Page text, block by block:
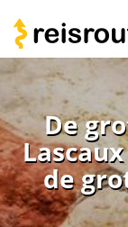
De
de